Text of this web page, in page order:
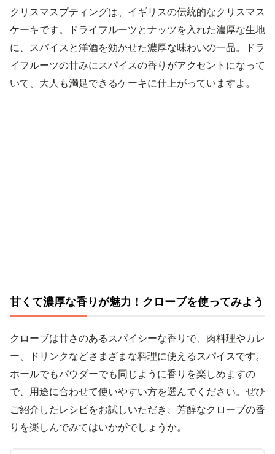
クリスマスプティングは、イギリスの伝統的なクリスマス
ケーキです。ドライフルーツとナッツを入れた濃厚な生地
に、スパイスと洋酒を効かせた濃厚な味わいの一品。ドラ
イフルーツの甘みにスパイスの香りがアクセントになって
いて、大人も満足できるケーキに仕上がっていますよ。
甘くて濃厚な香りが魅力！クローブを使ってみよう
クローブは甘さのあるスパイシーな香りで、肉料理やカレ
ー、ドリンクなどさまざまな料理に使えるスパイスです。
ホールでもパウダーでも同じように香りを楽しめますの
で、用途に合わせて使いやすい方を選んでください。ぜひ
ご紹介したレシピをお試しいただき、芳醇なクローブの香
りを楽しんでみてはいかがでしょうか。